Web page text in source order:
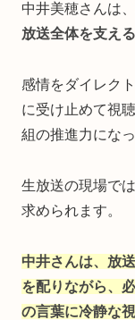
中井美穂さんは、
放送全体を支え
感情をダイレク
に受け止めて視
組の推進力にな
生放送の現場で
求められます。
中井さんは、放
を配りながら、
の言葉に冷静な